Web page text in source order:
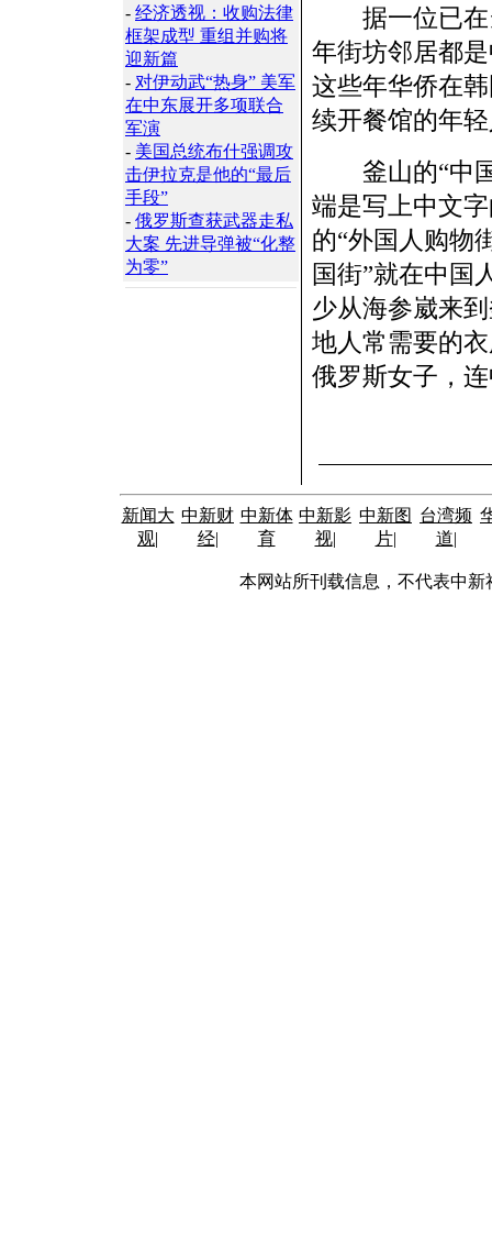
- 经济透视：收购法律
框架成型 重组并购将
迎新篇
- 对伊动武“热身” 美军
在中东展开多项联合
军演
- 美国总统布什强调攻
击伊拉克是他的“最后
手段”
- 俄罗斯查获武器走私
大案 先进导弹被“化整
为零”
据一位已在
年街坊邻居都
这些年华侨在
续开餐馆的年
釜山的“中国
端是写上中文
的“外国人购物
国街”就在中国
少从海参崴来
地人常需要的
俄罗斯女子，
新闻大
观|
中新财
经|
中新体
育
中新影
视|
中新图
片|
台湾频
道|
本网站所刊载信息，不代表中